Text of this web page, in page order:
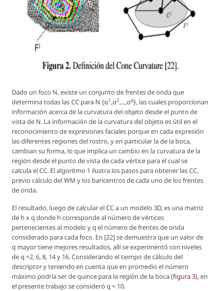
Dado un foco N, existe un conjunto de frentes de onda que
determina todas las CC para N {α1 ,α2,...,αq}, las cuales proporcionan
información acerca de la curvatura del objeto desde el punto de
vista de N. La información de la curvatura del objeto es útil en el
reconocimiento de expresiones faciales porque en cada expresión
las diferentes regiones del rostro, y en particular la de la boca,
cambian su forma, lo que implica un cambio en la curvatura de la
región desde el punto de vista de cada vértice para el cual se
calcula el CC. El algoritmo 1 ilustra los pasos para obtener las CC,
previo cálculo del WM y los baricentros de cada uno de los frentes
de onda.
El resultado, luego de calcular el CC a un modelo 3D, es una matriz
de h x q donde h corresponde al número de vértices
pertenecientes al modelo yq el número de frentes de onda
considerado para cada foco. En [22] se demuestra que un valor de
q mayor tiene mejores resultados, allí se experimentó con niveles
deq =2, 6, 8, 14 y 16. Considerando el tiempo de cálculo del
descriptor y teniendo en cuenta que en promedio el número
máximo podría ser de quince para la región de la boca (figura 3), en
el presente trabajo se consideró q = 10.